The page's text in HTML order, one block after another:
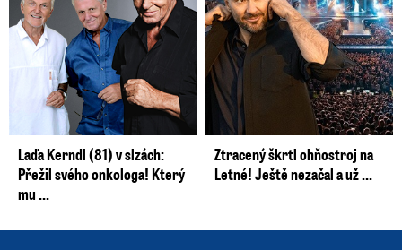
Laďa Kerndl (81) v slzách:
Přežil svého onkologa! Který
mu ...
Ztracený škrtl ohňostroj na
Letné! Ještě nezačal a už ...